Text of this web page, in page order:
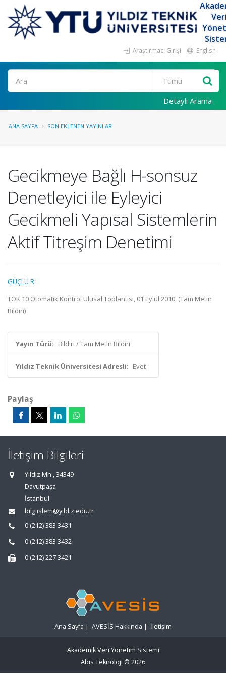
Araştırmacı Girişi English
Ara
Detaylı Arama
ANA SAYFA SON EKLENEN YAYINLAR
Gecikmeye Bağlı H-sonsuz
Denetleyici ile Eyleyici
Gecikmeli Yapısal Sistemlerin
Aktif Titreşim Denetimi
GÜÇLÜ R.
TOK 10 Otomatik Kontrol Ulusal Toplantısı, 01 Eylül 2010, (Tam Metin
Bildiri)
Yayın Türü: Bildiri / Tam Metin Bildiri
Yıldız Teknik Üniversitesi Adresli: Evet
Paylaş
İletişim Bilgileri
Yıldız Mh., 34349
Davutpaşa
İstanbul
bilgiislem@yildiz.edu.tr
0 (212) 383 3431
0 (212) 383 3432
0 (212) 227 3421
Ana Sayfa | AVESİS Hakkında | İletişim
Akademik Veri Yönetim Sistemi
Abis Teknoloji © 2026